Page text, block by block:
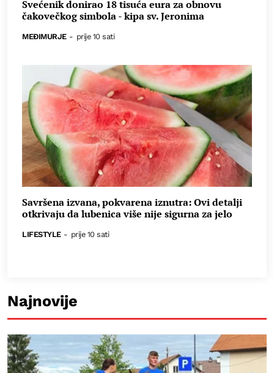
Svećenik donirao 18 tisuća eura za obnovu
čakovečkog simbola - kipa sv. Jeronima
MEĐIMURJE - prije 10 sati
Savršena izvana, pokvarena iznutra: Ovi detalji
otkrivaju da lubenica više nije sigurna za jelo
LIFESTYLE - prije 10 sati
Najnovije